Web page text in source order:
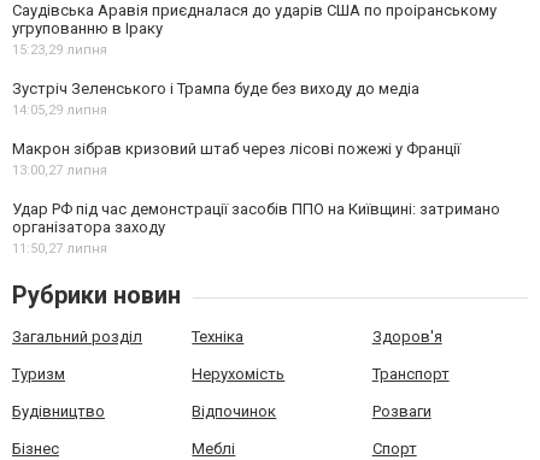
Саудівська Аравія приєдналася до ударів США по проіранському
угрупованню в Іраку
15:23,29 липня
Зустріч Зеленського і Трампа буде без виходу до медіа
14:05,29 липня
Макрон зібрав кризовий штаб через лісові пожежі у Франції
13:00,27 липня
Удар РФ під час демонстрації засобів ППО на Київщині: затримано
організатора заходу
11:50,27 липня
Рубрики новин
Загальний розділ Техніка Здоров'я
Туризм Нерухомість Транспорт
Будівництво Відпочинок Розваги
Бізнес Меблі Спорт